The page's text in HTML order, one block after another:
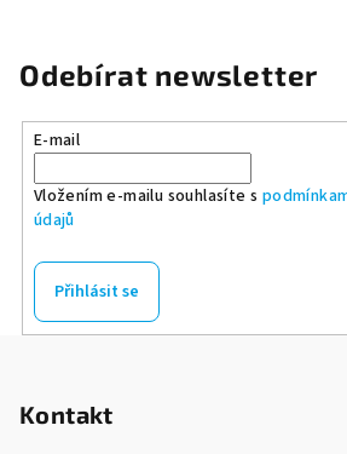
Odebírat newsletter
E-mail
Vložením e-mailu souhlasíte s
údajů
Přihlásit se
Kontakt